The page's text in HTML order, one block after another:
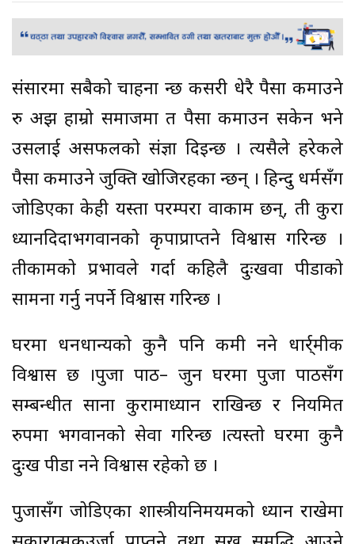
संसारमा सबैको चाहना हुन्छ कसरी धेरै पैसा कमाउने
रु अझ हाम्रो समाजमा त पैसा कमाउन सकेन भने
उसलाई असफलको संज्ञा दिइन्छ । त्यसैले हरेकले
पैसा कमाउने जुक्ति खोजिरहका हुन्छन् । हिन्दु धर्मसँग
जोडिएका केही यस्ता परम्परा वाकाम छन्, ती कुरा
ध्यानदिदाभगवानको कृपाप्राप्तहुने विश्वास गरिन्छ ।
तीकामको प्रभावले गर्दा कहिलै दुःखवा पीडाको
सामना गर्नु नपर्ने विश्वास गरिन्छ ।
घरमा धनधान्यको कुनै पनि कमी नहुने धार्र्मीक
विश्वास छ ।पुजा पाठ– जुन घरमा पुजा पाठसँग
सम्बन्धीत साना कुरामाध्यान राखिन्छ र नियमित
रुपमा भगवानको सेवा गरिन्छ ।त्यस्तो घरमा कुनै
दुःख पीडा नहुने विश्वास रहेको छ ।
पुजासँग जोडिएका शास्त्रीयनिमयमको ध्यान राखेमा